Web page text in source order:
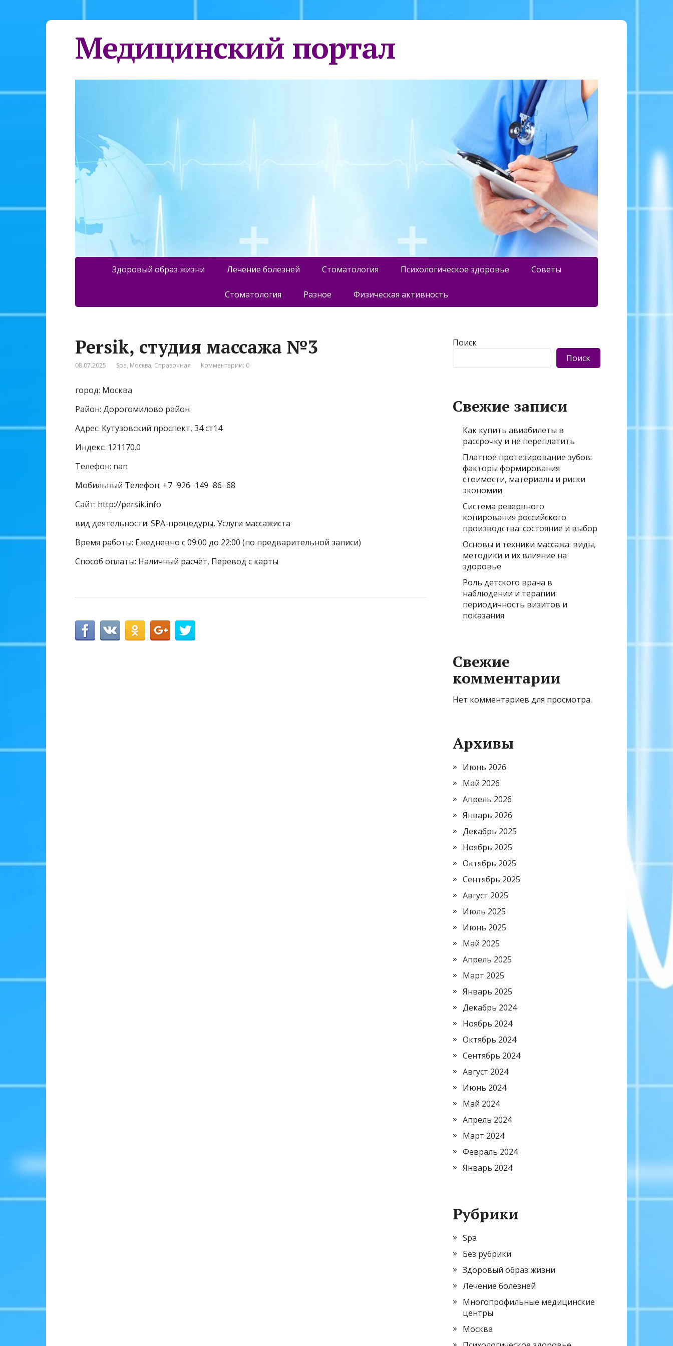
Медицинский портал
Здоровый образ жизни Лечение болезней Стоматология Психологическое здоровье Советы
Стоматология Разное Физическая активность
Persik, студия массажа №3
08.07.2025 Spa, Москва, Справочная Комментарии: 0
город: Москва
Район: Дорогомилово район
Адрес: Кутузовский проспект, 34 ст14
Индекс: 121170.0
Телефон: nan
Мобильный Телефон: +7‒926‒149‒86‒68
Сайт: http://persik.info
вид деятельности: SPA-процедуры, Услуги массажиста
Время работы: Ежедневно с 09:00 до 22:00 (по предварительной записи)
Способ оплаты: Наличный расчёт, Перевод с карты
Поиск
Поиск
Свежие записи
Как купить авиабилеты в
рассрочку и не переплатить
Платное протезирование зубов:
факторы формирования
стоимости, материалы и риски
экономии
Система резервного
копирования российского
производства: состояние и выбор
Основы и техники массажа: виды,
методики и их влияние на
здоровье
Роль детского врача в
наблюдении и терапии:
периодичность визитов и
показания
Свежие
комментарии
Нет комментариев для просмотра.
Архивы
Июнь 2026
Май 2026
Апрель 2026
Январь 2026
Декабрь 2025
Ноябрь 2025
Октябрь 2025
Сентябрь 2025
Август 2025
Июль 2025
Июнь 2025
Май 2025
Апрель 2025
Март 2025
Январь 2025
Декабрь 2024
Ноябрь 2024
Октябрь 2024
Сентябрь 2024
Август 2024
Июнь 2024
Май 2024
Апрель 2024
Март 2024
Февраль 2024
Январь 2024
Рубрики
Spa
Без рубрики
Здоровый образ жизни
Лечение болезней
Многопрофильные медицинские
центры
Москва